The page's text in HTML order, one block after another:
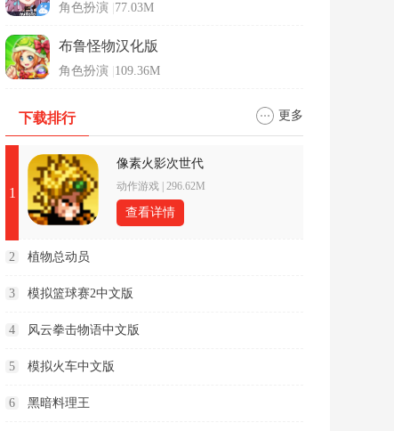
角色扮演 77.03M
布鲁怪物汉化版
角色扮演 109.36M
下载排行 更多
1
像素火影次世代
动作游戏 296.62M
查看详情
2 植物总动员
3 模拟篮球赛2中文版
4 风云拳击物语中文版
5 模拟火车中文版
6 黑暗料理王